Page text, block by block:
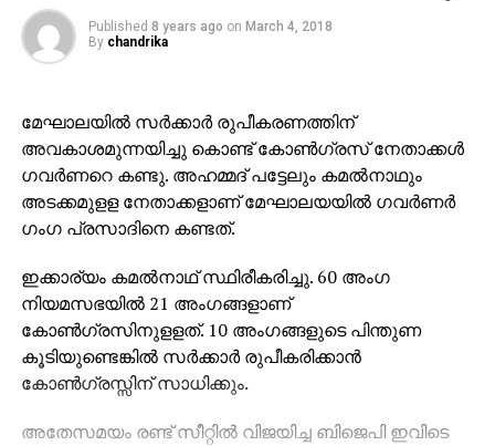
Published 8 years ago on March 4, 2018
By chandrika
മേഘാലയില്‍ സര്‍ക്കാര്‍ രുപീകരണത്തിന്
അവകാശമുന്നയിച്ചു കൊണ്ട് കോണ്‍ഗ്രസ് നേതാക്കള്‍
ഗവര്‍ണറെ കണ്ടു. അഹമ്മദ് പട്ടേലും കമല്‍നാഥും
അടക്കമുളള നേതാക്കളാണ് മേഘാലയയില്‍ ഗവര്‍ണര്‍
ഗംഗ പ്രസാദിനെ കണ്ടത്.
ഇക്കാര്യം കമല്‍നാഥ് സ്ഥിരീകരിച്ചു. 60 അംഗ
നിയമസഭയില്‍ 21 അംഗങ്ങളാണ്
കോണ്‍ഗ്രസിനുളളത്. 10 അംഗങ്ങളുടെ പിന്തുണ
കൂടിയുണ്ടെങ്കില്‍ സര്‍ക്കാര്‍ രുപീകരിക്കാന്‍
കോണ്‍ഗ്രസ്സിന് സാധിക്കും.
അതേസമയം രണ്ട് സീറ്റില്‍ വിജയിച്ച ബിജെപി ഇവിടെ